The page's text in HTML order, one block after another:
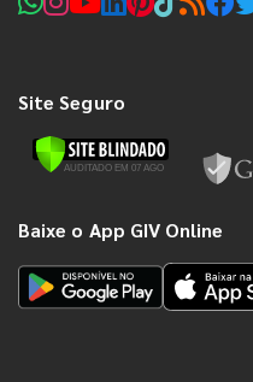
Site Seguro
Baixe o App GIV Online